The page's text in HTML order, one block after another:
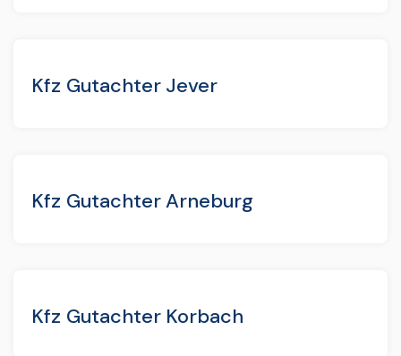
Kfz Gutachter Jever
Kfz Gutachter Arneburg
Kfz Gutachter Korbach